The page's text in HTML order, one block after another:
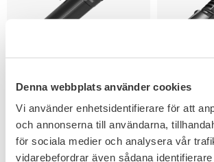
Denna webbplats använder cookies
Vi använder enhetsidentifierare för att
och annonserna till användarna,
för sociala medier och analysera vår
vidarebefordrar även sådana
Klarus E3 High
Performance Ficklampa
2200LM IPX8
2200 lumen som når upp till 230
meter.
Klarus
4400
räckvidd.